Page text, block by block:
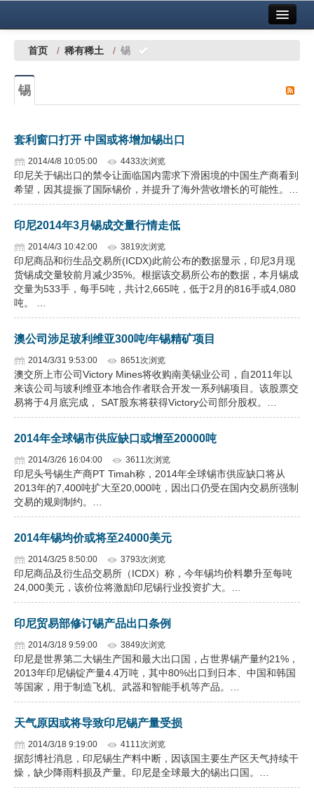
中国有色金属报社主办 广告服务
铜镍铅锌
稀有稀土
有色市场
镁钛
地矿 建设
党建工作
企业文化
《资源再生》杂志
行情报价
数字报
首页 / 稀有稀土 / 锡
锡
套利窗口打开 中国或将增加锡出口
2014/4/8 10:05:00 4433次浏览
印尼关于锡出口的禁令让面临国内需求下滑困境的中国生产商看到
希望，因其提振了国际锡价，并提升了海外营收增长的可能性。…
印尼2014年3月锡成交量行情走低
2014/4/3 10:42:00 3819次浏览
印尼商品和衍生品交易所(ICDX)此前公布的数据显示，印尼3月现
货锡成交量较前月减少35%。根据该交易所公布的数据，本月锡成
交量为533手，每手5吨，共计2,665吨，低于2月的816手或4,080
吨。 …
澳公司涉足玻利维亚300吨/年锡精矿项目
2014/3/31 9:53:00 8651次浏览
澳交所上市公司Victory Mines将收购南美锡业公司，自2011年以
来该公司与玻利维亚本地合作者联合开发一系列锡项目。该股票交
易将于4月底完成， SAT股东将获得Victory公司部分股权。…
2014年全球锡市供应缺口或增至20000吨
2014/3/26 16:04:00 3611次浏览
印尼头号锡生产商PT Timah称，2014年全球锡市供应缺口将从
2013年的7,400吨扩大至20,000吨，因出口仍受在国内交易所强制
交易的规则制约。…
2014年锡均价或将至24000美元
2014/3/25 8:50:00 3793次浏览
印尼商品及衍生品交易所（ICDX）称，今年锡均价料攀升至每吨
24,000美元，该价位将激励印尼锡行业投资扩大。…
印尼贸易部修订锡产品出口条例
2014/3/18 9:59:00 3849次浏览
印尼是世界第二大锡生产国和最大出口国，占世界锡产量约21%，
2013年印尼锡锭产量4.4万吨，其中80%出口到日本、中国和韩国
等国家，用于制造飞机、武器和智能手机等产品。…
天气原因或将导致印尼锡产量受损
2014/3/18 9:19:00 4111次浏览
据彭博社消息，印尼锡生产料中断，因该国主要生产区天气持续干
燥，缺少降雨料损及产量。印尼是全球最大的锡出口国。…